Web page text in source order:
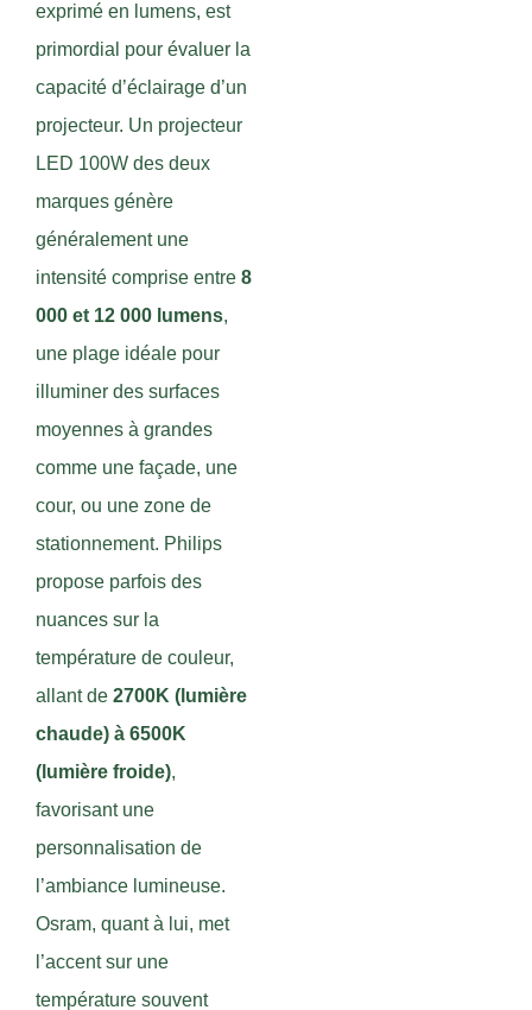
exprimé en lumens, est
primordial pour évaluer la
capacité d’éclairage d’un
projecteur. Un projecteur
LED 100W des deux
marques génère
généralement une
intensité comprise entre 8
000 et 12 000 lumens,
une plage idéale pour
illuminer des surfaces
moyennes à grandes
comme une façade, une
cour, ou une zone de
stationnement. Philips
propose parfois des
nuances sur la
température de couleur,
allant de 2700K (lumière
chaude) à 6500K
(lumière froide),
favorisant une
personnalisation de
l’ambiance lumineuse.
Osram, quant à lui, met
l’accent sur une
température souvent